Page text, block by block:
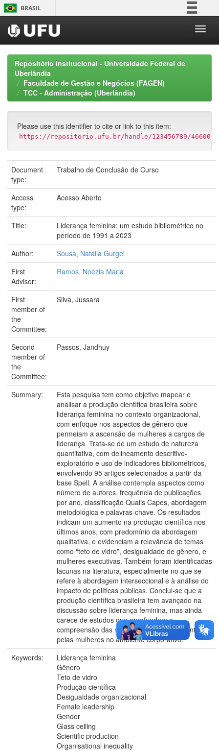
Skip
navigation
BRASIL
Participe
Acesso à informação
Legislação
Repositório Institucional - Universidade Federal de
Uberlândia
Faculdade de Gestão e Negócios (FAGEN)
TCC - Administração (Uberlândia)
Please use this identifier to cite or link to this item:
https://repositorio.ufu.br/handle/123456789/46600
Document
type:
Trabalho de Conclusão de Curso
Access
type:
Acesso Aberto
Title:
Liderança feminina: um estudo bibliométrico no
período de 1991 a 2023
Author:
Sousa, Natália Gurgel
First
Advisor:
Ramos, Noézia Maria
First
member of
the
Committee:
Silva, Jussara
Second
member of
the
Committee:
Passos, Jandhuy
Summary:
Esta pesquisa tem como objetivo mapear e
analisar a produção científica brasileira sobre
liderança feminina no contexto organizacional,
com enfoque nos aspectos de gênero que
permeiam a ascensão de mulheres a cargos de
liderança. Trata-se de um estudo de natureza
quantitativa, com delineamento descritivo-
exploratório e uso de indicadores bibliométricos,
envolvendo 95 artigos selecionados a partir da
base Spell. A análise contempla aspectos como
número de autores, frequência de publicações
por ano, classificação Qualis Capes, abordagem
metodológica e palavras-chave. Os resultados
indicam um aumento na produção científica nos
últimos anos, com predomínio da abordagem
qualitativa, e evidenciam a relevância de temas
como “teto de vidro”, desigualdade de gênero, e
mulheres executivas. Também foram identificadas
lacunas na literatura, especialmente no que se
refere à abordagem interseccional e à análise do
impacto de políticas públicas. Conclui-se que a
produção científica brasileira tem avançado na
discussão sobre liderança feminina, mas ainda
carece de estudos que aprofundem a
compreensão das múltiplas barreiras enfrentadas
pelas mulheres no ambiente corporativo.
Keywords:
Liderança feminina
Gênero
Teto de vidro
Produção científica
Desigualdade organizacional
Female leadership
Gender
Glass ceiling
Scientific production
Organisational inequality